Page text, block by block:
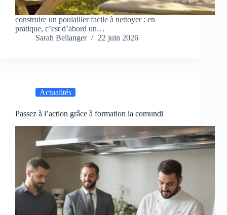
construire un poulailler facile à nettoyer : en
pratique, c’est d’abord un…
Sarah Bellanger
22 juin 2026
Actualités
Passez à l’action grâce à formation ia comundi